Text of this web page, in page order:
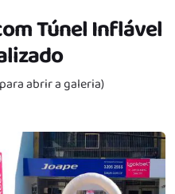
Túnel Inflável
abrir a galeria)